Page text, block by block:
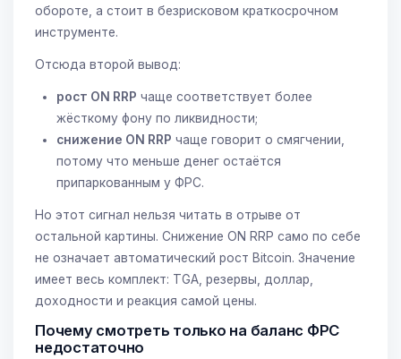
обороте, а стоит в безрисковом краткосрочном
инструменте.
Отсюда второй вывод:
рост ON RRP чаще соответствует более
жёсткому фону по ликвидности;
снижение ON RRP чаще говорит о смягчении,
потому что меньше денег остаётся
припаркованным у ФРС.
Но этот сигнал нельзя читать в отрыве от
остальной картины. Снижение ON RRP само по себе
не означает автоматический рост Bitcoin. Значение
имеет весь комплект: TGA, резервы, доллар,
доходности и реакция самой цены.
Почему смотреть только на баланс ФРС
недостаточно